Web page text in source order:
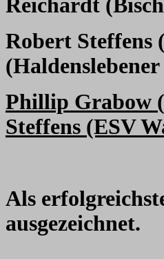
Reichardt
Robert Steffens
(Haldenslebener
Phillip Grabow
Steffens (ESV
Als
ausgezeichnet.